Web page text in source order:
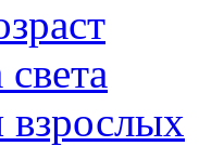
взрослых